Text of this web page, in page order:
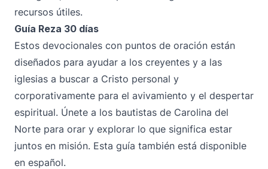
recursos útiles.
Guía Reza 30 días
Estos devocionales con puntos de oración están
diseñados para ayudar a los creyentes y a las
iglesias a buscar a Cristo personal y
corporativamente para el avivamiento y el despertar
espiritual. Únete a los bautistas de Carolina del
Norte para orar y explorar lo que significa estar
juntos en misión. Esta guía también está disponible
en español.